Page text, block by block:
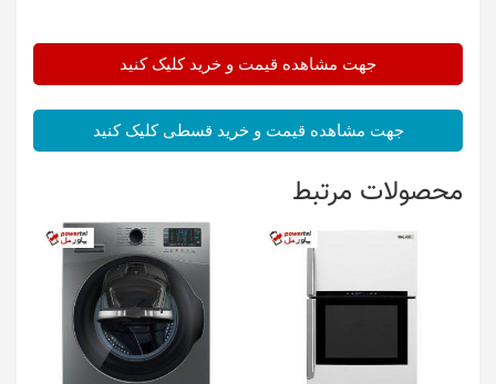
جهت مشاهده قیمت و خرید کلیک کنید
جهت مشاهده قیمت و خرید قسطی کلیک کنید
محصولات مرتبط